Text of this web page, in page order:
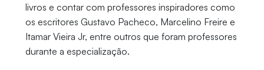
livros e contar com professores inspiradores como
os escritores Gustavo Pacheco, Marcelino Freire e
Itamar Vieira Jr, entre outros que foram professores
durante a especialização.